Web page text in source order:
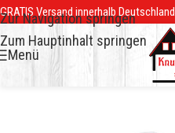
Zur Navigation springen
Zum Hauptinhalt springen
GRATIS Versand innerhalb
Menü